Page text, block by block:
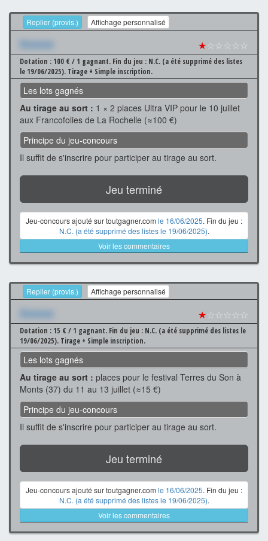
Replier (provis.) Affichage personnalisé
Xxxxxxx ★☆☆☆☆☆
Dotation : 100 € / 1 gagnant. Fin du jeu : N.C. (a été supprimé des listes
le 19/06/2025). Tirage + Simple inscription.
Les lots gagnés
Au tirage au sort : 1 × 2 places Ultra VIP pour le 10 juillet
aux Francofolies de La Rochelle (≈100 €)
Principe du jeu-concours
Il suffit de s'inscrire pour participer au tirage au sort.
Jeu terminé
Jeu-concours ajouté sur toutgagner.com le 16/06/2025. Fin du jeu :
N.C. (a été supprimé des listes le 19/06/2025).
Voir les commentaires
Replier (provis.) Affichage personnalisé
Xxxxxxx ★☆☆☆☆☆
Dotation : 15 € / 1 gagnant. Fin du jeu : N.C. (a été supprimé des listes le
19/06/2025). Tirage + Simple inscription.
Les lots gagnés
Au tirage au sort : places pour le festival Terres du Son à
Monts (37) du 11 au 13 juillet (≈15 €)
Principe du jeu-concours
Il suffit de s'inscrire pour participer au tirage au sort.
Jeu terminé
Jeu-concours ajouté sur toutgagner.com le 16/06/2025. Fin du jeu :
N.C. (a été supprimé des listes le 19/06/2025).
Voir les commentaires